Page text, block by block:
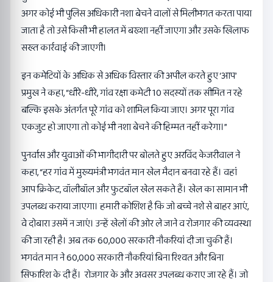
अगर कोई भी पुलिस अधिकारी नशा बेचने वालों से मिलीभगत करता पाया
जाता है तो उसे किसी भी हालत में बख्शा नहीं जाएगा और उसके खिलाफ
सख्त कार्रवाई की जाएगी।
इन कमेटियों के अधिक से अधिक विस्तार की अपील करते हुए ‘आप’
प्रमुख ने कहा, “धीरे-धीरे, गांव रक्षा कमेटी 10 सदस्यों तक सीमित न रहे
बल्कि इसके अंतर्गत पूरे गांव को शामिल किया जाए। अगर पूरा गांव
एकजुट हो जाएगा तो कोई भी नशा बेचने की हिम्मत नहीं करेगा।”
पुनर्वास और युवाओं की भागीदारी पर बोलते हुए अरविंद केजरीवाल ने
कहा, “हर गांव में मुख्यमंत्री भगवंत मान खेल मैदान बनवा रहे हैं। वहां
आप क्रिकेट, वॉलीबॉल और फुटबॉल खेल सकते हैं। खेल का सामान भी
उपलब्ध कराया जाएगा। हमारी कोशिश है कि जो बच्चे नशे से बाहर आएं,
वे दोबारा उसमें न जाएं। उन्हें खेलों की ओर ले जाने व रोजगार की व्यवस्था
की जा रही है। अब तक 60,000 सरकारी नौकरियां दी जा चुकी हैं।
भगवंत मान ने 60,000 सरकारी नौकरियां बिना रिश्वत और बिना
सिफारिश के दी हैं। रोजगार के और अवसर उपलब्ध कराए जा रहे हैं। जो